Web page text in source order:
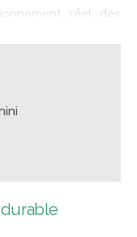
réel des
en exploitation.
est jugée
Cette approche
de RSE et les
une plus-
et pleinement